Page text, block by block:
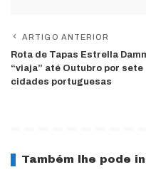
ARTIGO ANTERIOR
Rota de Tapas Estrella
“viaja” até Outubro por sete
cidades portuguesas
Também lhe pode